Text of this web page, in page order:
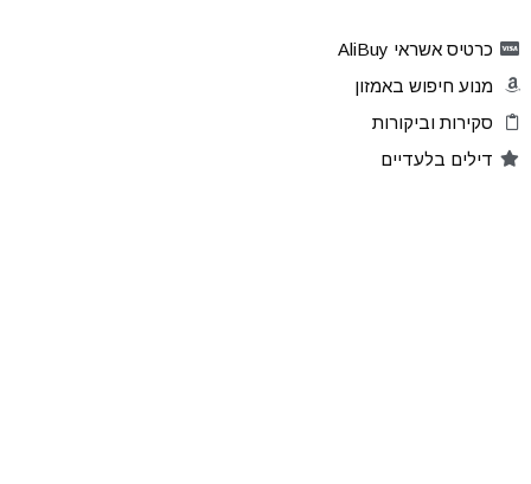
כרטיס אשראי AliBuy
מנוע חיפוש באמזון
סקירות וביקורות
דילים בלעדיים